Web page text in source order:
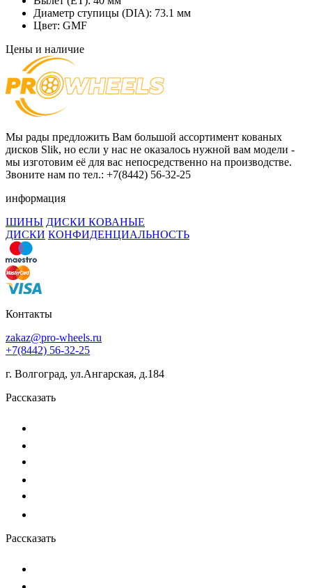
Диаметр ступицы (DIA): 73.1 мм
Цвет: GMF
Цены и наличие
Мы рады предложить Вам большой ассортимент кованых
дисков Slik, но если у нас не оказалось нужной вам модели -
мы изготовим её для вас непосредственно на производстве.
Звоните нам по тел.: +7(8442) 56-32-25
информация
ШИНЫ ДИСКИ КОВАНЫЕ
ДИСКИ КОНФИДЕНЦИАЛЬНОСТЬ
Контакты
zakaz@pro-wheels.ru
+7(8442) 56-32-25
г. Волгоград, ул.Ангарская, д.184
Рассказать
Рассказать